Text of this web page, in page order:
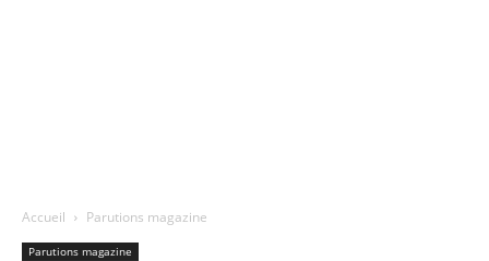
Accueil Parutions magazine
Parutions magazine